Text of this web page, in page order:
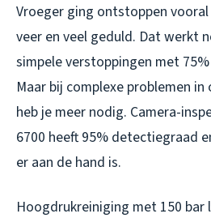
Vroeger ging ontstoppen
veer en veel geduld. Dat werkt
simpele verstoppingen met
Maar bij complexe problemen
heb je meer nodig. Camera-
6700 heeft 95% detectiegraad
er aan de hand is.
Hoogdrukreiniging met 150 bar